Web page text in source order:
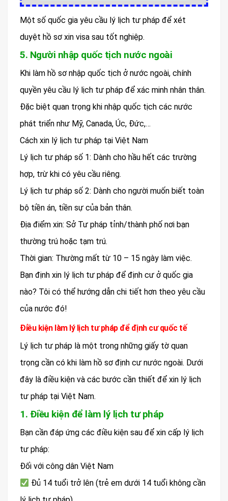
Một số quốc gia yêu cầu lý lịch tư pháp để xét
duyệt hồ sơ xin visa sau tốt nghiệp.
5. Người nhập quốc tịch nước ngoài
Khi làm hồ sơ nhập quốc tịch ở nước ngoài, chính
quyền yêu cầu lý lịch tư pháp để xác minh nhân thân.
Đặc biệt quan trọng khi nhập quốc tịch các nước
phát triển như Mỹ, Canada, Úc, Đức,…
Cách xin lý lịch tư pháp tại Việt Nam
Lý lịch tư pháp số 1: Dành cho hầu hết các trường
hợp, trừ khi có yêu cầu riêng.
Lý lịch tư pháp số 2: Dành cho người muốn biết toàn
bộ tiền án, tiền sự của bản thân.
Địa điểm xin: Sở Tư pháp tỉnh/thành phố nơi bạn
thường trú hoặc tạm trú.
Thời gian: Thường mất từ 10 – 15 ngày làm việc.
Bạn định xin lý lịch tư pháp để định cư ở quốc gia
nào? Tôi có thể hướng dẫn chi tiết hơn theo yêu cầu
của nước đó!
Điều kiện làm lý lịch tư pháp để định cư quốc tế
Lý lịch tư pháp là một trong những giấy tờ quan
trọng cần có khi làm hồ sơ định cư nước ngoài. Dưới
đây là điều kiện và các bước cần thiết để xin lý lịch
tư pháp tại Việt Nam.
1. Điều kiện để làm lý lịch tư pháp
Bạn cần đáp ứng các điều kiện sau để xin cấp lý lịch
tư pháp:
Đối với công dân Việt Nam
Đủ 14 tuổi trở lên (trẻ em dưới 14 tuổi không cần